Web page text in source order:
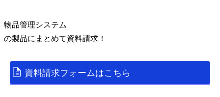
物品管理システム
の製品にまとめて資料請求！
資料請求フォームはこちら